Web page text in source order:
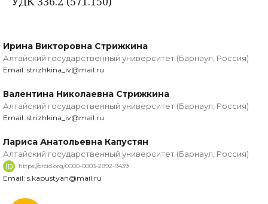
Ирина Викторовна Стрижкина
Алтайский государственный университет (Барнаул, Россия)
Email: strizhkina_iv@mail.ru
Валентина Николаевна Стрижкина
Алтайский государственный университет (Барнаул, Россия)
Email: strizhkina_iv@mail.ru
Лариса Анатольевна Капустян
Алтайский государственный университет (Барнаул, Россия)
https://orcid.org/0000-0003-2892-9439
Email: s.kapustyan@mail.ru